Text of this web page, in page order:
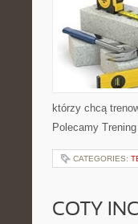
którzy chcą
Polecamy
CATEGORIES:
COTY